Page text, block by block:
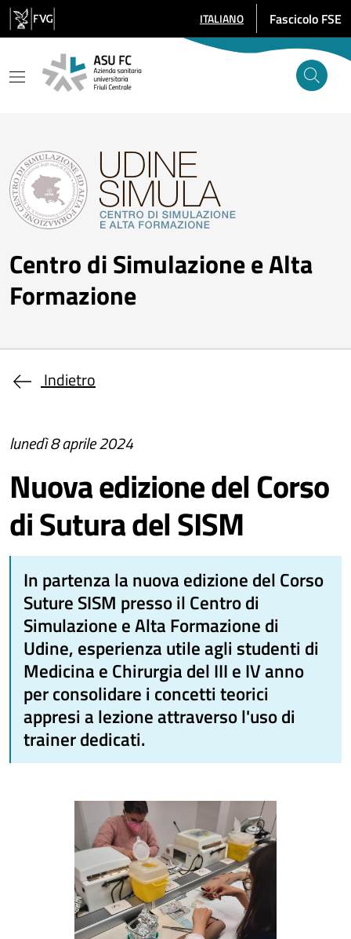
Salta al contenuto principale
SELEZIONE LINGUA: LINGUA
ITALIANO Fascicolo FSE
Centro di Simulazione e Alta
Formazione
Indietro
lunedì 8 aprile 2024
Nuova edizione del Corso
di Sutura del SISM
In partenza la nuova edizione del Corso
Suture SISM presso il Centro di
Simulazione e Alta Formazione di
Udine, esperienza utile agli studenti di
Medicina e Chirurgia del III e IV anno
per consolidare i concetti teorici
appresi a lezione attraverso l'uso di
trainer dedicati.